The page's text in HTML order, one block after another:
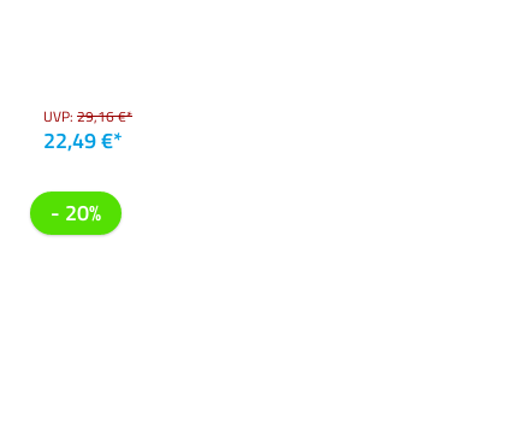
UVP: 29,16 €*
22,49 €*
- 20%